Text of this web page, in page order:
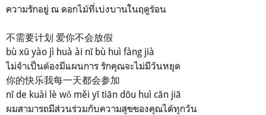
ความรักอยู่ ณ ดอกไม้ที่เบ่งบานในฤดูร้อน
不需要计划 爱你不会放假
bù xū yào jì huà ài nǐ bù huì fàng jià
ไม่จำเป็นต้องมีแผนการ รักคุณจะไม่มีวันหยุด
你的快乐我每一天都会参加
nǐ de kuài lè wǒ měi yī tiān dōu huì cān jiā
ผมสามารถมีส่วนร่วมกับความสุขของคุณได้ทุกวัน